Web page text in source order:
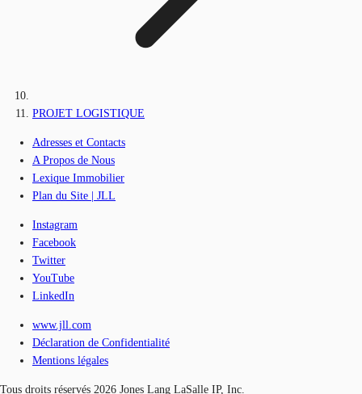
PROJET LOGISTIQUE
Adresses et Contacts
A Propos de Nous
Lexique Immobilier
Plan du Site | JLL
Instagram
Facebook
Twitter
YouTube
LinkedIn
www.jll.com
Déclaration de Confidentialité
Mentions légales
Tous droits réservés 2026 Jones Lang LaSalle IP, Inc.